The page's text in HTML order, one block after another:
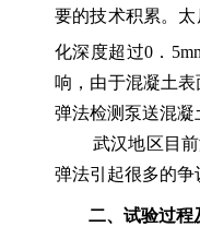
要的技术积累。
化深度超过0．
响，由于混凝土
弹法检测泵送混凝
武汉地区目
弹法引起很多的
二、试验过程